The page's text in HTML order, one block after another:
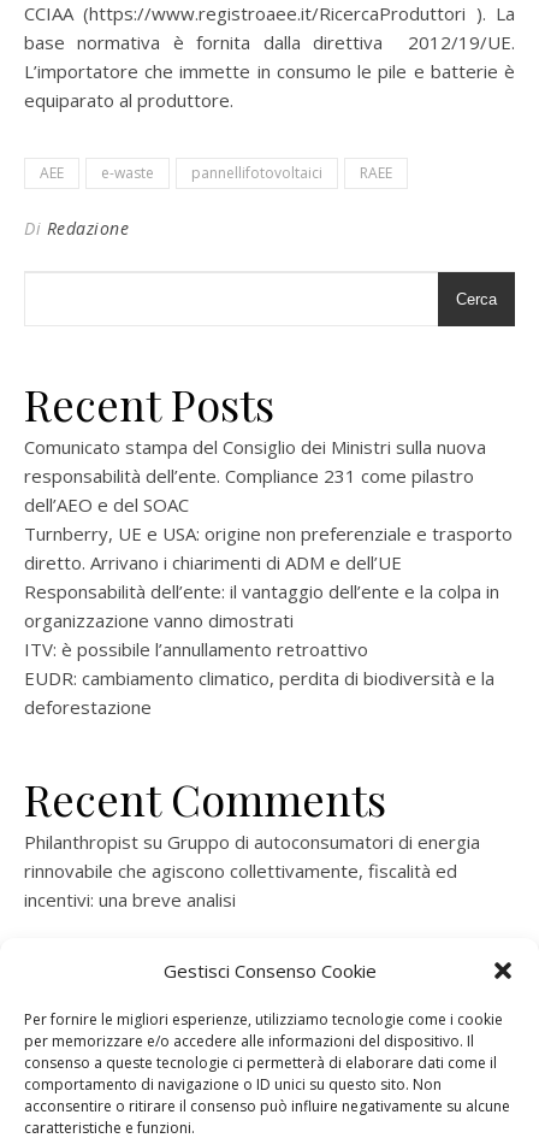
Gestisci Consenso Cookie
Per fornire le migliori esperienze, utilizziamo tecnologie come i cookie
per memorizzare e/o accedere alle informazioni del dispositivo. Il
consenso a queste tecnologie ci permetterà di elaborare dati come il
comportamento di navigazione o ID unici su questo sito. Non
acconsentire o ritirare il consenso può influire negativamente su alcune
caratteristiche e funzioni.
CCIAA (https://www.registroaee.it/RicercaProduttori ). La
base normativa è fornita dalla direttiva 2012/19/UE.
L’importatore che immette in consumo le pile e batterie è
equiparato al produttore.
AEE e-waste pannellifotovoltaici RAEE
Di Redazione
Cerca
Recent Posts
Comunicato stampa del Consiglio dei Ministri sulla nuova
responsabilità dell’ente. Compliance 231 come pilastro
dell’AEO e del SOAC
Turnberry, UE e USA: origine non preferenziale e trasporto
diretto. Arrivano i chiarimenti di ADM e dell’UE
Responsabilità dell’ente: il vantaggio dell’ente e la colpa in
organizzazione vanno dimostrati
ITV: è possibile l’annullamento retroattivo
EUDR: cambiamento climatico, perdita di biodiversità e la
deforestazione
Recent Comments
Philanthropist su Gruppo di autoconsumatori di energia
rinnovabile che agiscono collettivamente, fiscalità ed
incentivi: una breve analisi
rinnovabile che agiscono collettivamente, fiscalità ed
ramatogelsuGruppo di autoconsumatori di energia
rinnovabile che agiscono collettivamente, fiscalità ed
incentivi: una breve analisi